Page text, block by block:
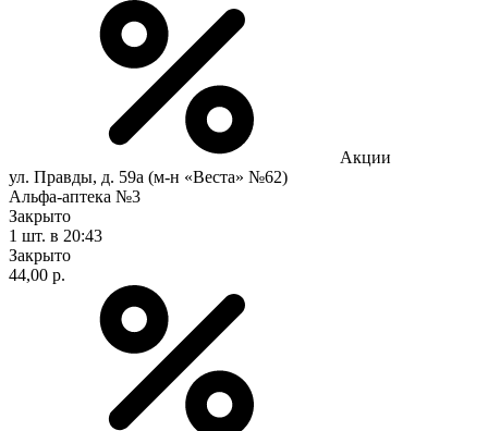
Акции
ул. Правды, д. 59а (м-н «Веста» №62)
Альфа-аптека №3
Закрыто
1 шт. в 20:43
Закрыто
44,00 р.